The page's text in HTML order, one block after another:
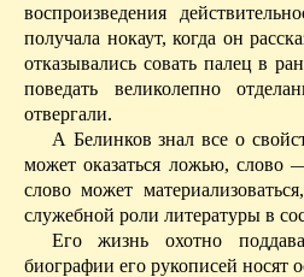
воспроизведения
получала нокаут, когда он
отказывались совать палец в
поведать великолепно
отвергали.
А Белинков знал все о
может оказаться ложью, слово
слово может
служебной роли литературы в
Его жизнь охотно
биографии его рукописей носят